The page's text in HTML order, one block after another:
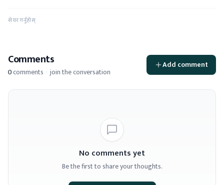
सेयर गर्नुहोस्
Comments
0comments · join the conversation
Add comment
No comments yet
Be the first to share your thoughts.